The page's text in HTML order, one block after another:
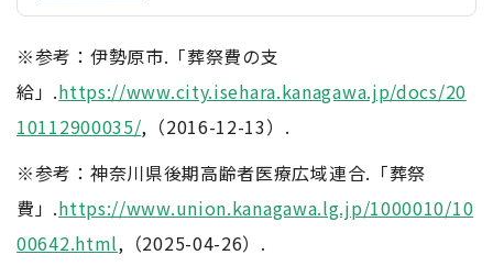
※参考：伊勢原市.「葬祭費の支
給」.https://www.city.isehara.kanagawa.jp/docs/20
10112900035/,（2016-12-13）.
※参考：神奈川県後期高齢者医療広域連合.「葬祭
費」.https://www.union.kanagawa.lg.jp/1000010/10
00642.html,（2025-04-26）.